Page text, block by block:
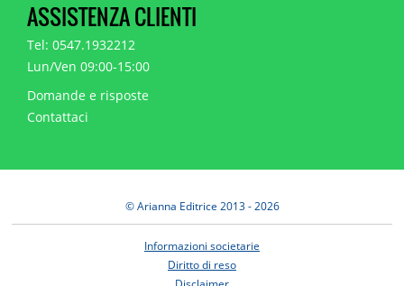
ASSISTENZA CLIENTI
Tel: 0547.1932212
Lun/Ven 09:00-15:00
Domande e risposte
Contattaci
© Arianna Editrice 2013 - 2026
Informazioni societarie
Diritto di reso